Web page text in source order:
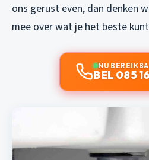
ons gerust even, dan denken
mee over wat je het beste
NU
BEL 085